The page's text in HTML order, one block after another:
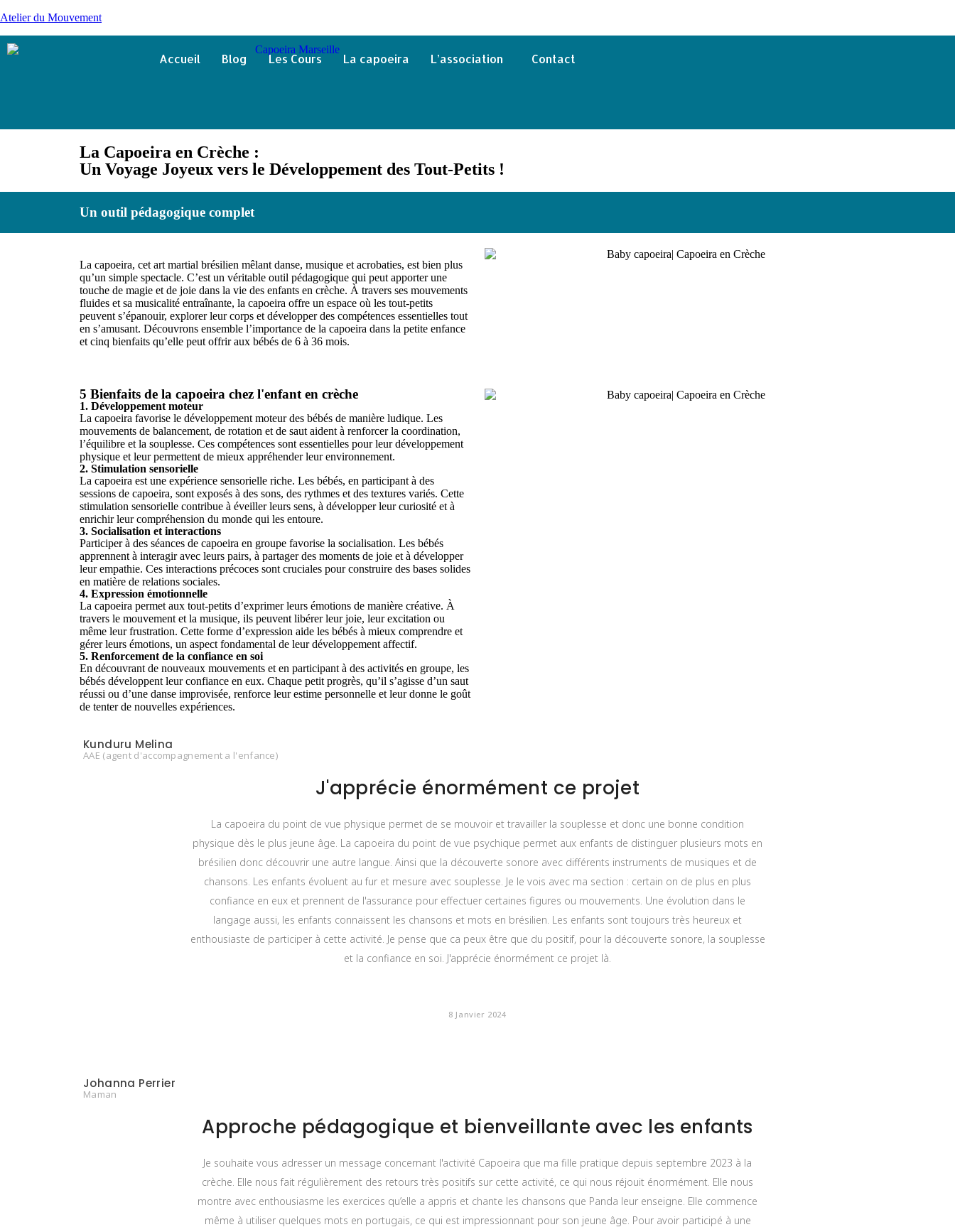
Atelier du Mouvement
Accueil Blog Les Cours La capoeira L’association Contact
La Capoeira en Crèche :
Un Voyage Joyeux vers le Développement des Tout-Petits !
Un outil pédagogique complet
La capoeira, cet art martial brésilien mêlant danse, musique et acrobaties, est bien plus
qu’un simple spectacle. C’est un véritable outil pédagogique qui peut apporter une
touche de magie et de joie dans la vie des enfants en crèche. À travers ses mouvements
fluides et sa musicalité entraînante, la capoeira offre un espace où les tout-petits
peuvent s’épanouir, explorer leur corps et développer des compétences essentielles tout
en s’amusant. Découvrons ensemble l’importance de la capoeira dans la petite enfance
et cinq bienfaits qu’elle peut offrir aux bébés de 6 à 36 mois.
5 Bienfaits de la capoeira chez l'enfant en crèche
1. Développement moteur
La capoeira favorise le développement moteur des bébés de manière ludique. Les
mouvements de balancement, de rotation et de saut aident à renforcer la coordination,
l’équilibre et la souplesse. Ces compétences sont essentielles pour leur développement
physique et leur permettent de mieux appréhender leur environnement.
2. Stimulation sensorielle
La capoeira est une expérience sensorielle riche. Les bébés, en participant à des
sessions de capoeira, sont exposés à des sons, des rythmes et des textures variés. Cette
stimulation sensorielle contribue à éveiller leurs sens, à développer leur curiosité et à
enrichir leur compréhension du monde qui les entoure.
3. Socialisation et interactions
Participer à des séances de capoeira en groupe favorise la socialisation. Les bébés
apprennent à interagir avec leurs pairs, à partager des moments de joie et à développer
leur empathie. Ces interactions précoces sont cruciales pour construire des bases solides
en matière de relations sociales.
4. Expression émotionnelle
La capoeira permet aux tout-petits d’exprimer leurs émotions de manière créative. À
travers le mouvement et la musique, ils peuvent libérer leur joie, leur excitation ou
même leur frustration. Cette forme d’expression aide les bébés à mieux comprendre et
gérer leurs émotions, un aspect fondamental de leur développement affectif.
5. Renforcement de la confiance en soi
En découvrant de nouveaux mouvements et en participant à des activités en groupe, les
bébés développent leur confiance en eux. Chaque petit progrès, qu’il s’agisse d’un saut
réussi ou d’une danse improvisée, renforce leur estime personnelle et leur donne le goût
de tenter de nouvelles expériences.
Kunduru Melina
AAE (agent d'accompagnement a l'enfance)
J'apprécie énormément ce projet
La capoeira du point de vue physique permet de se mouvoir et travailler la souplesse et donc une bonne condition
physique dès le plus jeune âge. La capoeira du point de vue psychique permet aux enfants de distinguer plusieurs mots en
brésilien donc découvrir une autre langue. Ainsi que la découverte sonore avec différents instruments de musiques et de
chansons. Les enfants évoluent au fur et mesure avec souplesse. Je le vois avec ma section : certain on de plus en plus
confiance en eux et prennent de l'assurance pour effectuer certaines figures ou mouvements. Une évolution dans le
langage aussi, les enfants connaissent les chansons et mots en brésilien. Les enfants sont toujours très heureux et
enthousiaste de participer à cette activité. Je pense que ca peux être que du positif, pour la découverte sonore, la souplesse
et la confiance en soi. J'apprécie énormément ce projet là.
8 Janvier 2024
Johanna Perrier
Maman
Approche pédagogique et bienveillante avec les enfants
Je souhaite vous adresser un message concernant l'activité Capoeira que ma fille pratique depuis septembre 2023 à la
crèche. Elle nous fait régulièrement des retours très positifs sur cette activité, ce qui nous réjouit énormément. Elle nous
montre avec enthousiasme les exercices qu’elle a appris et chante les chansons que Panda leur enseigne. Elle commence
même à utiliser quelques mots en portugais, ce qui est impressionnant pour son jeune âge. Pour avoir participé à une